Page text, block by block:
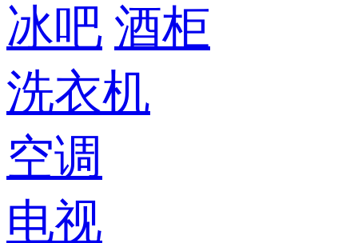
冰吧 酒柜
洗衣机
空调
电视